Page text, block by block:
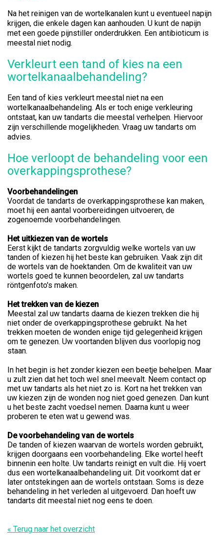
Na het reinigen van de wortelkanalen kunt u eventueel napijn
krijgen, die enkele dagen kan aanhouden. U kunt de napijn
met een goede pijnstiller onderdrukken. Een antibioticum is
meestal niet nodig.
Verkleurt een tand of kies na een
wortelkanaalbehandeling?
Een tand of kies verkleurt meestal niet na een
wortelkanaalbehandeling. Als er toch enige verkleuring
ontstaat, kan uw tandarts die meestal verhelpen. Hiervoor
zijn verschillende mogelijkheden. Vraag uw tandarts om
advies.
Hoe verloopt de behandeling voor een
overkappingsprothese?
Voorbehandelingen
Voordat de tandarts de overkappingsprothese kan maken,
moet hij een aantal voorbereidingen uitvoeren, de
zogenoemde voorbehandelingen.
Het uitkiezen van de wortels
Eerst kijkt de tandarts zorgvuldig welke wortels van uw
tanden of kiezen hij het beste kan gebruiken. Vaak zijn dit
de wortels van de hoektanden. Om de kwaliteit van uw
wortels goed te kunnen beoordelen, zal uw tandarts
röntgenfoto's maken.
Het trekken van de kiezen
Meestal zal uw tandarts daarna de kiezen trekken die hij
niet onder de overkappingsprothese gebruikt. Na het
trekken moeten de wonden enige tijd gelegenheid krijgen
om te genezen. Uw voortanden blijven dus voorlopig nog
staan.
In het begin is het zonder kiezen een beetje behelpen. Maar
u zult zien dat het toch wel snel meevalt. Neem contact op
met uw tandarts als het niet zo is. Kort na het trekken van
uw kiezen zijn de wonden nog niet goed genezen. Dan kunt
u het beste zacht voedsel nemen. Daarna kunt u weer
proberen te eten wat u gewend was.
De voorbehandeling van de wortels
De tanden of kiezen waarvan de wortels worden gebruikt,
krijgen doorgaans een voorbehandeling. Elke wortel heeft
binnenin een holte. Uw tandarts reinigt en vult die. Hij voert
dus een wortelkanaalbehandeling uit. Dit voorkomt dat er
later ontstekingen aan de wortels ontstaan. Soms is deze
behandeling in het verleden al uitgevoerd. Dan hoeft uw
tandarts dit meestal niet nog eens te doen.
« Terug naar het overzicht